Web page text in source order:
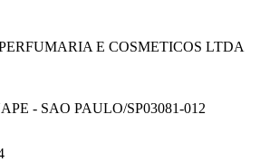
E COSMETICOS LTDA
- SAO PAULO/SP03081-012